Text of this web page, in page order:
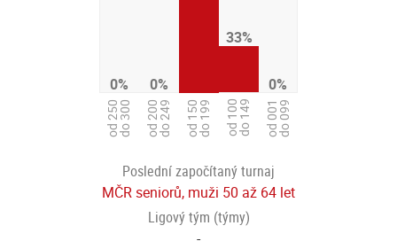
0%
od 250do 300
0%
od 200do 249 od 150do 199
33%
od 100do 149
0%
od 001do 099
Poslední započítaný turnaj
MČR seniorů, muži 50 až 64 let
Ligový tým (týmy)
-